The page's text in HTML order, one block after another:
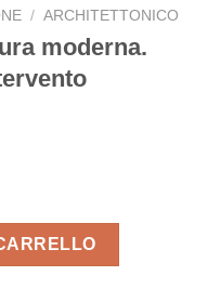
/ ARCHITETTONICO
moderna.
Dalla conoscenza